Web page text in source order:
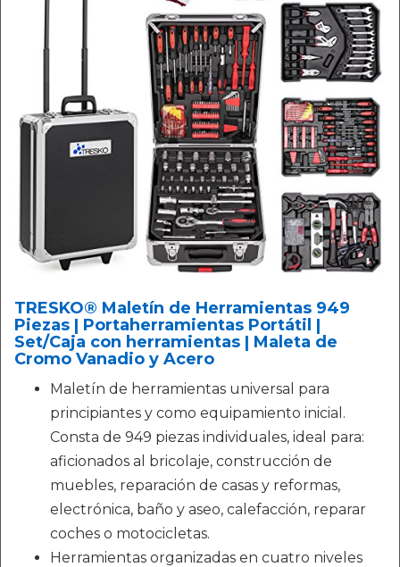
TRESKO® Maletín de Herramientas 949
Piezas | Portaherramientas Portátil |
Set/Caja con herramientas | Maleta de
Cromo Vanadio y Acero
Maletín de herramientas universal para
principiantes y como equipamiento inicial.
Consta de 949 piezas individuales, ideal para:
aficionados al bricolaje, construcción de
muebles, reparación de casas y reformas,
electrónica, baño y aseo, calefacción, reparar
coches o motocicletas.
Herramientas organizadas en cuatro niveles